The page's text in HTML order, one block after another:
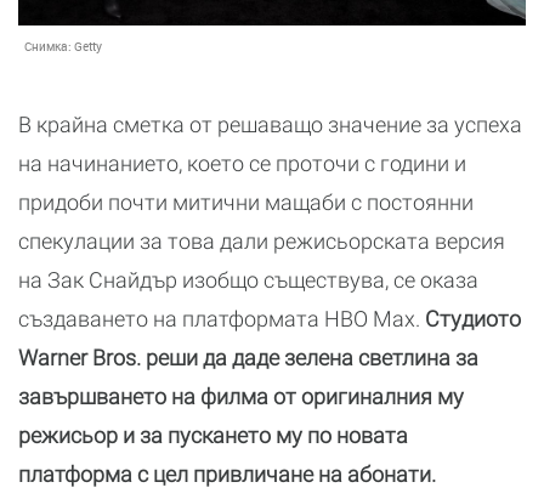
Снимка: Getty
В крайна сметка от решаващо значение за успеха
на начинанието, което се проточи с години и
придоби почти митични мащаби с постоянни
спекулации за това дали режисьорската версия
на Зак Снайдър изобщо съществува, се оказа
създаването на платформата HBO Max. Студиото
Warner Bros. реши да даде зелена светлина за
завършването на филма от оригиналния му
режисьор и за пускането му по новата
платформа с цел привличане на абонати.